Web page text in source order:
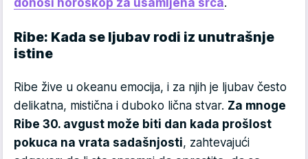
donosi horoskop za usamljena srca.
Ribe: Kada se ljubav rodi iz unutrašnje
istine
Ribe žive u okeanu emocija, i za njih je ljubav često
delikatna, mistična i duboko lična stvar. Za mnoge
Ribe 30. avgust može biti dan kada prošlost
pokuca na vrata sadašnjosti, zahtevajući